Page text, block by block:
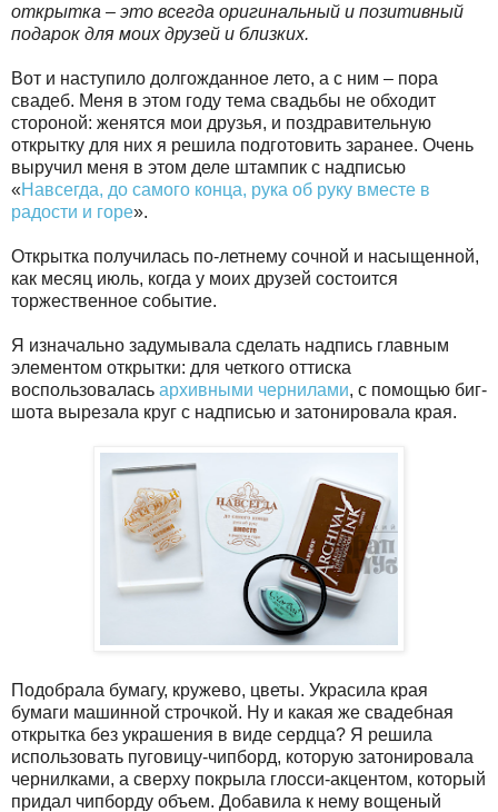
открытка – это всегда оригинальный и позитивный
подарок для моих друзей и близких.
Вот и наступило долгожданное лето, а с ним – пора
свадеб. Меня в этом году тема свадьбы не обходит
стороной: женятся мои друзья, и поздравительную
открытку для них я решила подготовить заранее. Очень
выручил меня в этом деле штампик с надписью
«Навсегда, до самого конца, рука об руку вместе в
радости и горе».
Открытка получилась по-летнему сочной и насыщенной,
как месяц июль, когда у моих друзей состоится
торжественное событие.
Я изначально задумывала сделать надпись главным
элементом открытки: для четкого оттиска
воспользовалась архивными чернилами, с помощью биг-
шота вырезала круг с надписью и затонировала края.
Подобрала бумагу, кружево, цветы. Украсила края
бумаги машинной строчкой. Ну и какая же свадебная
открытка без украшения в виде сердца? Я решила
использовать пуговицу-чипборд, которую затонировала
чернилками, а сверху покрыла глосси-акцентом, который
придал чипборду объем. Добавила к нему вощеный